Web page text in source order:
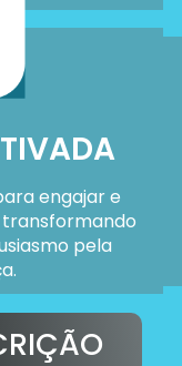
engajar e
pela